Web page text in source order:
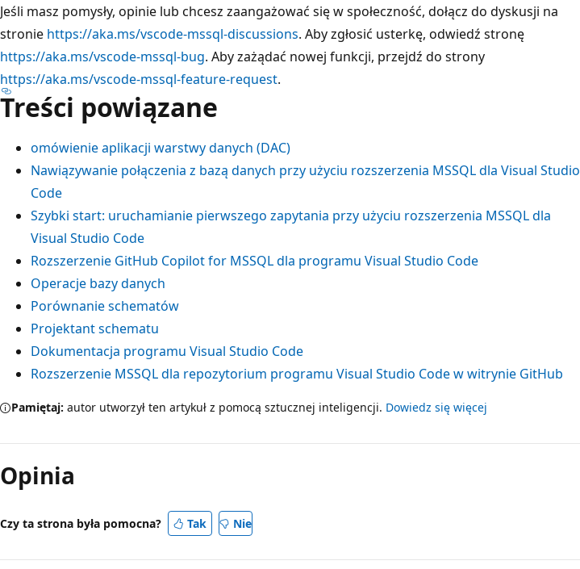
Jeśli masz pomysły, opinie lub chcesz zaangażować się w społeczność, dołącz do dyskusji na
stronie https://aka.ms/vscode-mssql-discussions. Aby zgłosić usterkę, odwiedź stronę
https://aka.ms/vscode-mssql-bug. Aby zażądać nowej funkcji, przejdź do strony
https://aka.ms/vscode-mssql-feature-request.
Treści powiązane
omówienie aplikacji warstwy danych (DAC)
Nawiązywanie połączenia z bazą danych przy użyciu rozszerzenia MSSQL dla Visual Studio
Code
Szybki start: uruchamianie pierwszego zapytania przy użyciu rozszerzenia MSSQL dla
Visual Studio Code
Rozszerzenie GitHub Copilot for MSSQL dla programu Visual Studio Code
Operacje bazy danych
Porównanie schematów
Projektant schematu
Dokumentacja programu Visual Studio Code
Rozszerzenie MSSQL dla repozytorium programu Visual Studio Code w witrynie GitHub
Pamiętaj: autor utworzył ten artykuł z pomocą sztucznej inteligencji. Dowiedz się więcej
Opinia
Czy ta strona była pomocna? Tak Nie